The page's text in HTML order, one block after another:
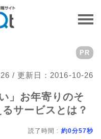
/ 更新日：2016-10-26
PR
」お年寄りのそ
サービスとは？
読了時間 : 約0分57秒